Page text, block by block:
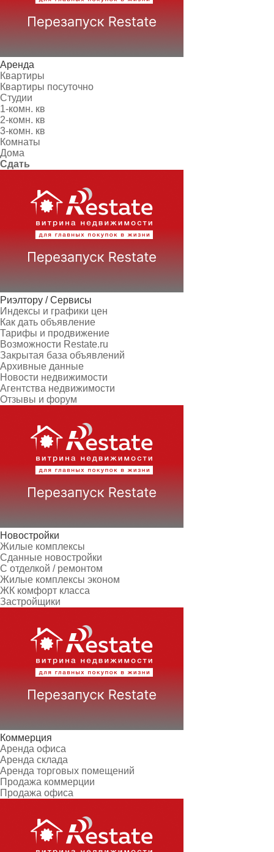
Аренда
Квартиры
Квартиры посуточно
Студии
1-комн. кв
2-комн. кв
3-комн. кв
Комнаты
Дома
Сдать
Риэлтору / Сервисы
Индексы и графики цен
Как дать объявление
Тарифы и продвижение
Возможности Restate.ru
Закрытая база объявлений
Архивные данные
Новости недвижимости
Агентства недвижимости
Отзывы и форум
Новостройки
Жилые комплексы
Сданные новостройки
С отделкой / ремонтом
Жилые комплексы эконом
ЖК комфорт класса
Застройщики
Коммерция
Аренда офиса
Аренда склада
Аренда торговых помещений
Продажа коммерции
Продажа офиса